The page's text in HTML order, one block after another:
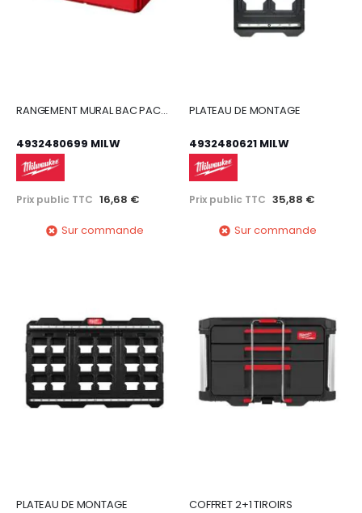
RANGEMENT MURAL BAC PACKOUT 10X20 CM 2 PIÈCES
4932480699 MILW
Prix public TTC 16,68 €
Sur commande
PLATEAU DE MONTAGE
4932480621 MILW
Prix public TTC 35,88 €
Sur commande
PLATEAU DE MONTAGE COFFRET 2+1 TIROIRS